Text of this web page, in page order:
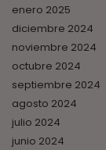
enero 2025
diciembre 2024
noviembre 2024
octubre 2024
septiembre 2024
agosto 2024
julio 2024
junio 2024